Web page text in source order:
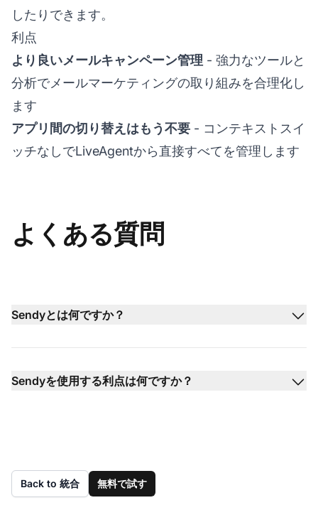
したりできます。
利点
より良いメールキャンペーン管理 - 強力なツールと
分析でメールマーケティングの取り組みを合理化し
ます
アプリ間の切り替えはもう不要 - コンテキストスイ
ッチなしでLiveAgentから直接すべてを管理します
よくある質問
Sendyとは何ですか？
Sendyを使用する利点は何ですか？
Back to 統合 無料で試す